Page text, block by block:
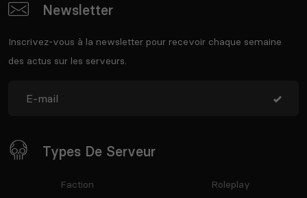
Newsletter
Inscrivez-vous à la newsletter pour recevoir chaque semaine
des actus sur les serveurs.
Types De Serveur
Faction
Roleplay